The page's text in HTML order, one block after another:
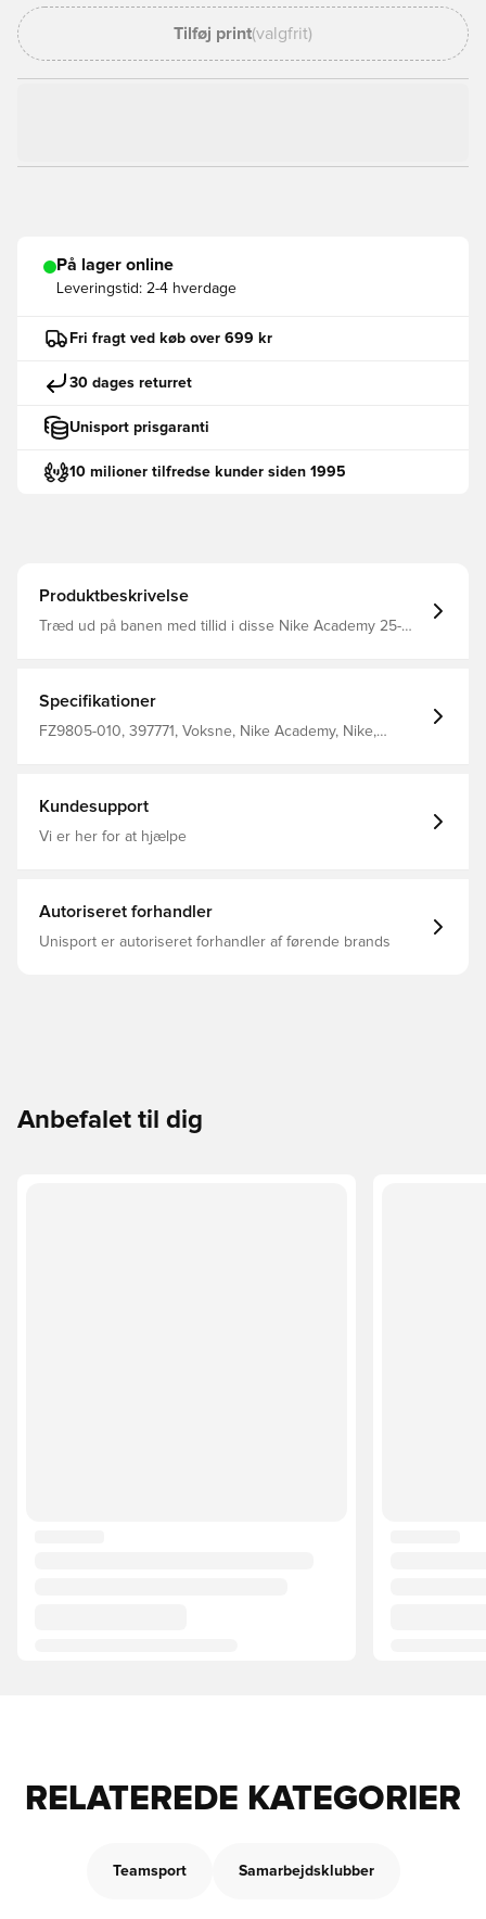
Tilføj print(valgfrit)
På lager online
Leveringstid: 2-4 hverdage
Fri fragt ved køb over 699 kr
30 dages returret
Unisport prisgaranti
10 milioner tilfredse kunder siden 1995
Produktbeskrivelse
Træd ud på banen med tillid i disse Nike Academy 25-
hurtigtørrende letvægtsmateriale, der transporterer fugt
væk fra kroppen og holder dig tør, komfortabel og
fokuseret hele tiden Lynlås ved anklerne Fremstillet af
Specifikationer
FZ9805-010, 397771, Voksne, Nike Academy, Nike,
Kundesupport
Vi er her for at hjælpe
Autoriseret forhandler
Unisport er autoriseret forhandler af førende brands
Anbefalet til dig
RELATEREDE KATEGORIER
Teamsport Samarbejdsklubber